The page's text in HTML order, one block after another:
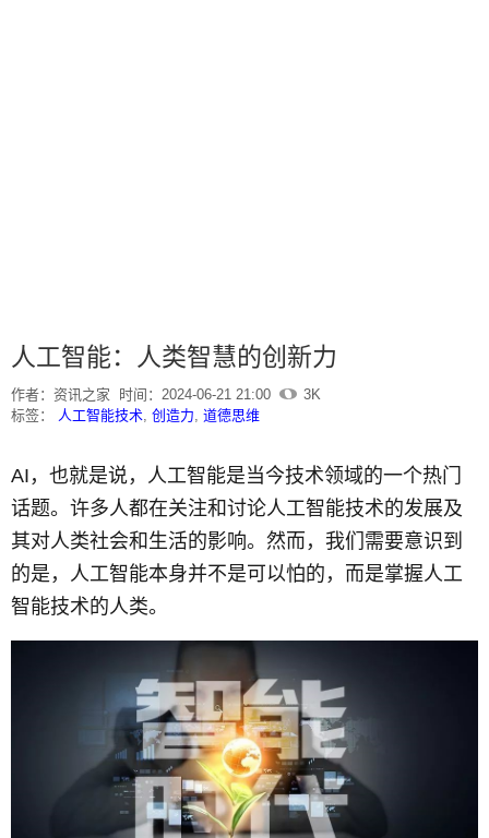
人工智能：人类智慧的创新力
作者：资讯之家 时间：2024-06-21 21:00
3K
标签： 人工智能技术, 创造力, 道德思维
AI，也就是说，人工智能是当今技术领域的一个热门
话题。许多人都在关注和讨论人工智能技术的发展及
其对人类社会和生活的影响。然而，我们需要意识到
的是，人工智能本身并不是可以怕的，而是掌握人工
智能技术的人类。